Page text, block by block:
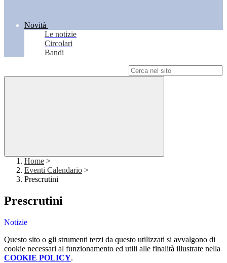
Novità
Le notizie
Circolari
Bandi
Home >
Eventi Calendario >
Prescrutini
Prescrutini
Notizie
Questo sito o gli strumenti terzi da questo utilizzati si avvalgono di
cookie necessari al funzionamento ed utili alle finalità illustrate nella
COOKIE POLICY.